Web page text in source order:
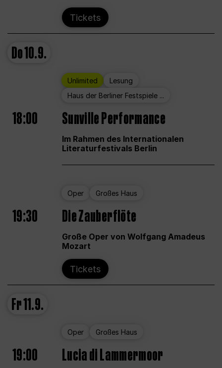
Tickets
Do10.9.
Unlimited
Lesung
Haus der Berliner Festspiele ...
18:00 Sunville Performance
Im Rahmen des Internationalen
Literaturfestivals Berlin
Oper Großes Haus
19:30 Die Zauberflöte
Große Oper von Wolfgang Amadeus
Mozart
Tickets
Fr11.9.
Oper Großes Haus
19:00 Lucia di Lammermoor